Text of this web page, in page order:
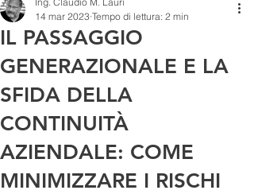
IL PASSAGGIO
GENERAZIONALE E LA
SFIDA DELLA
CONTINUITÀ
AZIENDALE: COME
MINIMIZZARE I RISCHI
14 mar 2023 Tempo di lettura: 2 min